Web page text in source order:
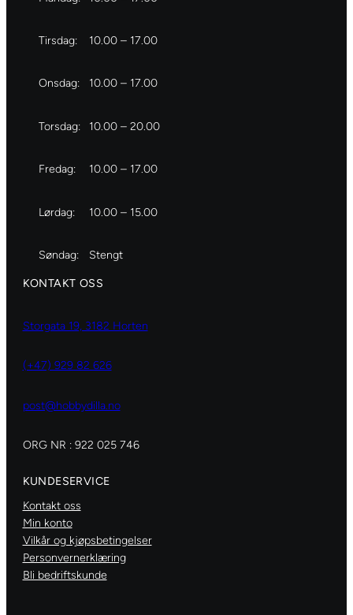
Tirsdag: 10.00 – 17.00
Onsdag: 10.00 – 17.00
Torsdag: 10.00 – 20.00
Fredag: 10.00 – 17.00
Lørdag: 10.00 – 15.00
Søndag: Stengt
KONTAKT OSS
Storgata 19, 3182 Horten
(+47) 929 82 626
post@hobbydilla.no
ORG NR : 922 025 746
KUNDESERVICE
Kontakt oss
Min konto
Vilkår og kjøpsbetingelser
Personvernerklæring
Bli bedriftskunde